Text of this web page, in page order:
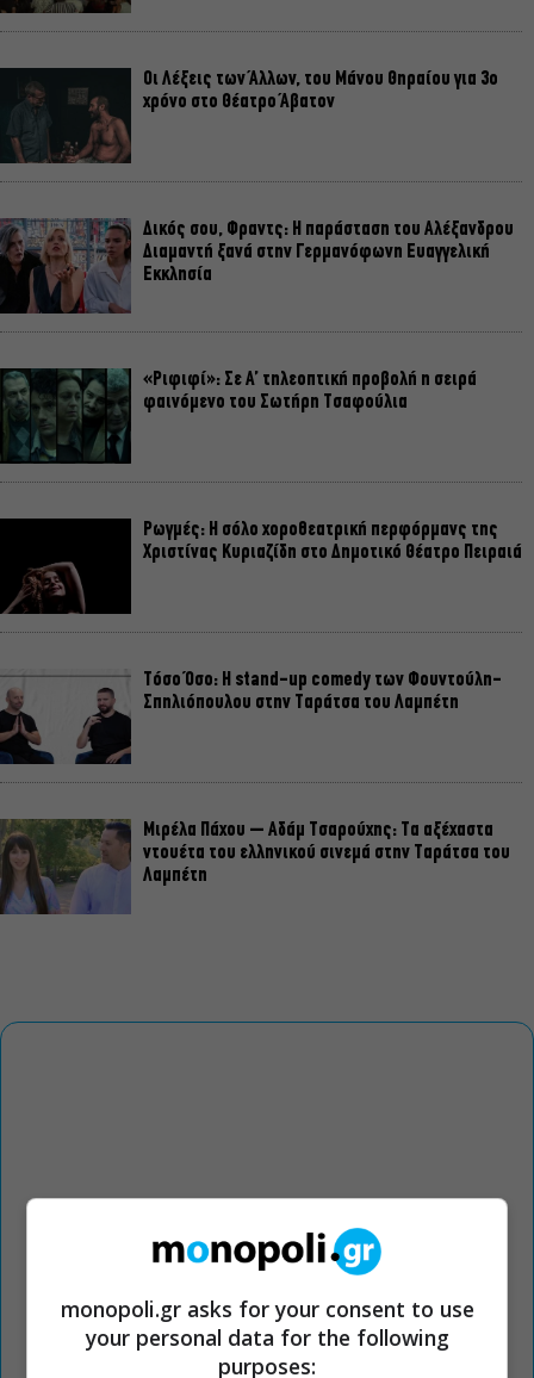
Οι Λέξεις των Άλλων, του Μάνου Θηραίου για 3ο
χρόνο στο Θέατρο Άβατον
Δικός σου, Φραντς: Η παράσταση του Αλέξανδρου
Διαμαντή ξανά στην Γερμανόφωνη Ευαγγελική
Εκκλησία
«Ριφιφί»: Σε Α’ τηλεοπτική προβολή η σειρά
φαινόμενο του Σωτήρη Τσαφούλια
Ρωγμές: Η σόλο χοροθεατρική περφόρμανς της
Χριστίνας Κυριαζίδη στο Δημοτικό Θέατρο Πειραιά
Τόσο Όσο: Η stand-up comedy των Φουντούλη-
Σπηλιόπουλου στην Ταράτσα του Λαμπέτη
Μιρέλα Πάχου – Αδάμ Τσαρούχης: Τα αξέχαστα
ντουέτα του ελληνικού σινεμά στην Ταράτσα του
Λαμπέτη
monopoli.gr asks for your consent to use
your personal data for the following
purposes: